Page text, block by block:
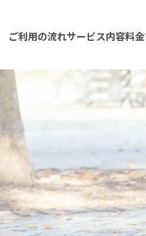
ご利用の流れサービス内容料